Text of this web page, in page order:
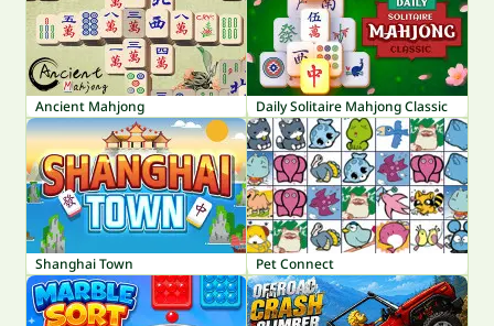
Ancient Mahjong Daily Solitaire Mahjong Classic
Shanghai Town Pet Connect